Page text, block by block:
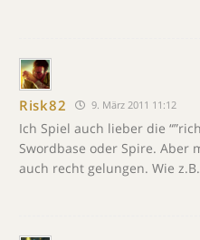
Risk82 9. März 2011 11:12
Ich Spiel auch lieber die
Swordbase oder Spire. Aber
auch recht gelungen. Wie